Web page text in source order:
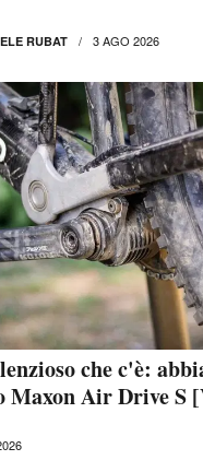
RUBAT 3 AGO 2026
che c'è:
Maxon Air Drive S